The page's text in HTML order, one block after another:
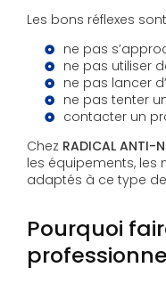
Les bons réflexes
ne pas
ne pas utiliser
ne pas lancer
ne pas tenter
contacter un
Chez RADICAL ANTI-
les équipements, les
adaptés à ce type
Pourquoi